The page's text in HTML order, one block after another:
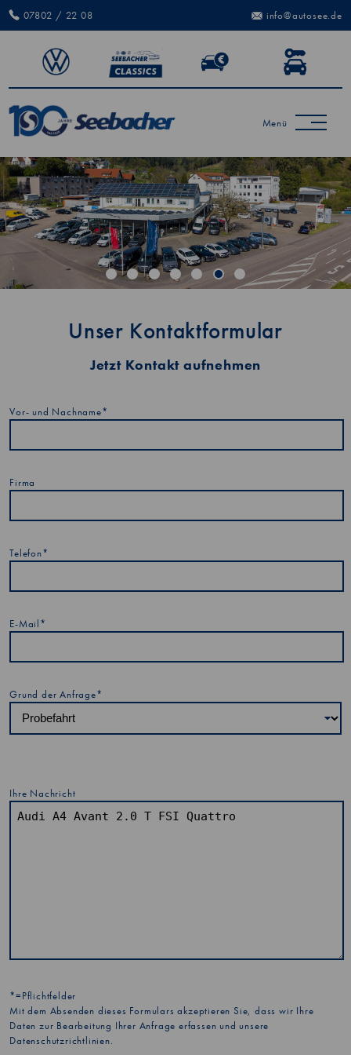
07802 / 22 08 info@autosee.de
Menü
Unser Kontaktformular
Jetzt Kontakt aufnehmen
Vor- und Nachname*
Firma
Telefon*
E-Mail*
Grund der Anfrage*
Ihre Nachricht
*=Pflichtfelder
Mit dem Absenden dieses Formulars akzeptieren Sie, dass wir Ihre
Daten zur Bearbeitung Ihrer Anfrage erfassen und unsere
Datenschutzrichtlinien.